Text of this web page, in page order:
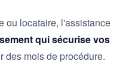
ou locataire, l'assistance
qui sécurise vos
des mois de procédure.